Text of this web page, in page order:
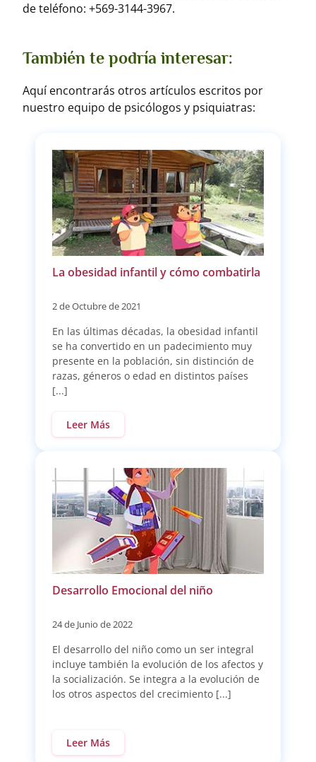
de teléfono: +569-3144-3967.
También te podría interesar:
Aquí encontrarás otros artículos escritos por
nuestro equipo de psicólogos y psiquiatras:
La obesidad infantil y cómo combatirla
2 de Octubre de 2021
En las últimas décadas, la obesidad infantil
se ha convertido en un padecimiento muy
presente en la población, sin distinción de
razas, géneros o edad en distintos países
[...]
Leer Más
Desarrollo Emocional del niño
24 de Junio de 2022
El desarrollo del niño como un ser integral
incluye también la evolución de los afectos y
la socialización. Se integra a la evolución de
los otros aspectos del crecimiento [...]
Leer Más